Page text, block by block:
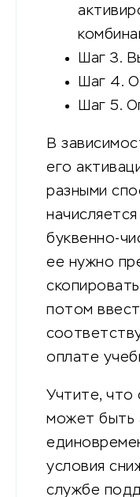
Шаг 3.
Шаг 4.
Шаг 5.
В
его
разными
буквенно-
ее нужно
потом
оплате
Учтите, что
может быть
условия
службе